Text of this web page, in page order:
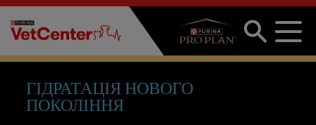
Перейти до основного вмісту
ГІДРАТАЦІЯ НОВОГО
ПОКОЛІННЯ